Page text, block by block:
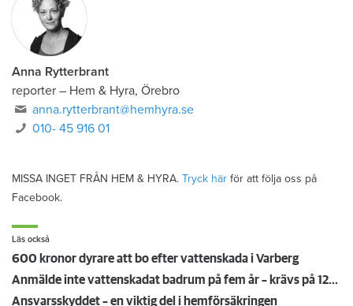
Anna Rytterbrant
reporter – Hem & Hyra, Örebro
anna.rytterbrant@hemhyra.se
010- 45 916 01
MISSA INGET FRÅN HEM & HYRA. Tryck här för att följa oss på
Facebook.
Läs också
600 kronor dyrare att bo efter vattenskada i Varberg
Anmälde inte vattenskadat badrum på fem år – krävs på 125 000 kronor
Ansvarsskyddet – en viktig del i hemförsäkringen